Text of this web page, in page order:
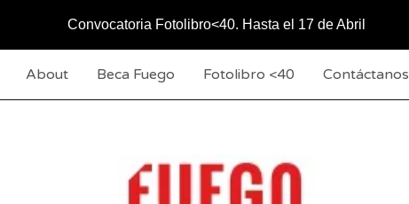
Convocatoria Fotolibro<40. Hasta el 17 de Abril
About Beca Fuego Fotolibro <40 Contáctanos